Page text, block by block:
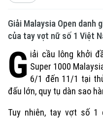
Giải Malaysia Open danh
của tay vợt nữ số 1 Việt
G iải cầu lông khởi
Super 1000
6/1 đến 11/1 tại
đấu lớn, quy tụ dàn sao
Tuy nhiên, tay vợt số 1